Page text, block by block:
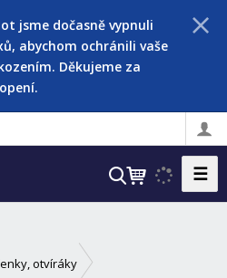
jsme dočasně vypnuli
abychom ochránili vaše
Děkujeme za
V
☰
otvíráky